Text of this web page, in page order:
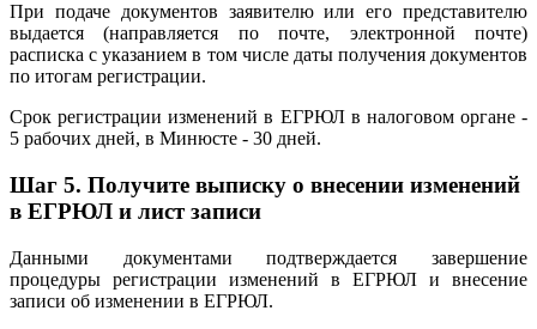
При подаче документов заявителю или его представителю
выдается (направляется по почте, электронной почте)
расписка с указанием в том числе даты получения документов
по итогам регистрации.
Срок регистрации изменений в ЕГРЮЛ в налоговом органе -
5 рабочих дней, в Минюсте - 30 дней.
Шаг 5. Получите выписку о внесении изменений
в ЕГРЮЛ и лист записи
Данными документами подтверждается завершение
процедуры регистрации изменений в ЕГРЮЛ и внесение
записи об изменении в ЕГРЮЛ.